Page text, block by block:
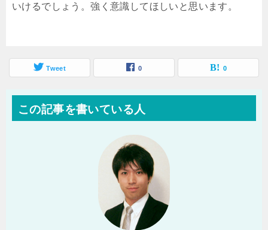
いけるでしょう。強く意識してほしいと思います。
Tweet 0 0
この記事を書いている人